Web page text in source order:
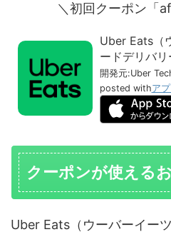
＼初回クーポン「
Uber Eats（
ードデリバリ
開発元:Uber
posted withア
クーポンが使える
Uber Eats（ウーバーイー